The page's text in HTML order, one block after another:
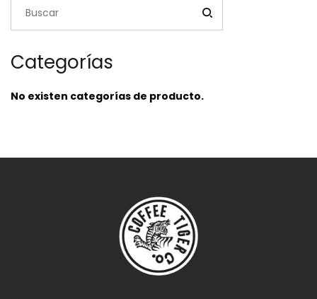
Categorías
No existen categorías de producto.